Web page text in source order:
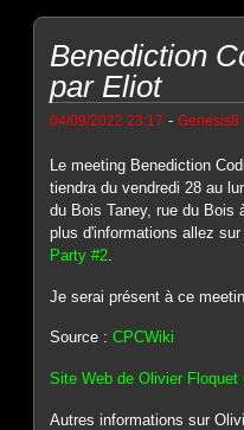
Benediction
par Eliot
04/09/2022 23:17 -Genesis8
Le meeting Benediction
tiendra du vendredi 28 au
du Bois Taney, rue du Bois
plus d'informations allez
Party #2.
Je serai présent à ce
Source :CPCWiki
Site Web de Olivier Floquet
Autres informations sur